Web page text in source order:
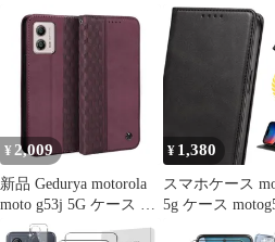
護フィルム
ース 手帳型 ビ
リップノートレ
ースシンプルな
なファッション
話ケース防水
携帯電話ケース
財布収納付きス
携帯電話シェル
ー保護カバー耐
あ
¥ 2,009
新品 Gedurya motorola
moto g53j 5G ケース 手
帳型 motorola moto g53y
¥ 1,380
スマホケース
5g ケース